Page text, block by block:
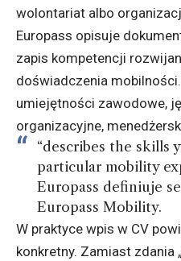
wolontariat albo
Europass opisuje
zapis kompetencji
doświadczenia
umiejętności zawodowe,
organizacyjne,
“describes the skills
particular mobility
Europass definiuje
Europass Mobility.
W praktyce wpis w CV
konkretny. Zamiast